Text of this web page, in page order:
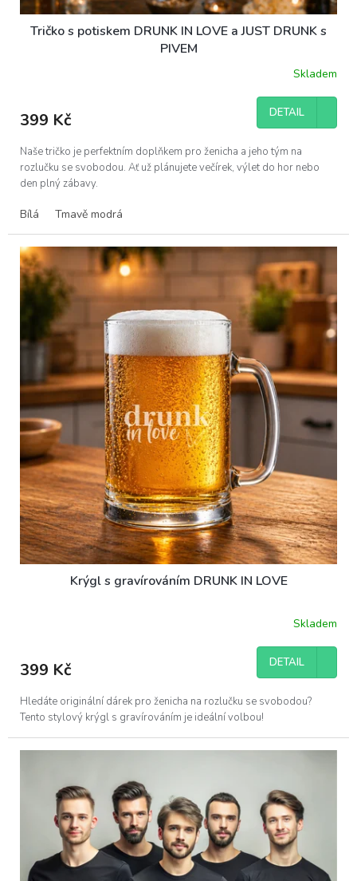
Tričko s potiskem DRUNK IN LOVE a JUST DRUNK s
PIVEM
Skladem
399 Kč DETAIL
Naše tričko je perfektním doplňkem pro ženicha a jeho tým na
rozlučku se svobodou. Ať už plánujete večírek, výlet do hor nebo
den plný zábavy.
Bílá Tmavě modrá
Krýgl s gravírováním DRUNK IN LOVE
Skladem
399 Kč DETAIL
Hledáte originální dárek pro ženicha na rozlučku se svobodou?
Tento stylový krýgl s gravírováním je ideální volbou!